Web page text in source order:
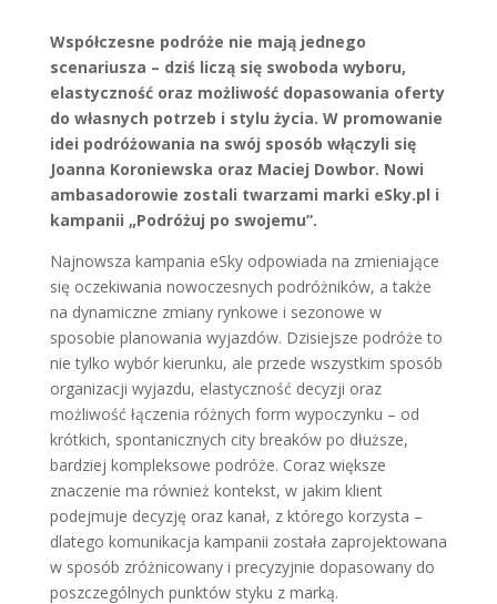
Współczesne podróże nie mają jednego
scenariusza – dziś liczą się swoboda wyboru,
elastyczność oraz możliwość dopasowania oferty
do własnych potrzeb i stylu życia. W promowanie
idei podróżowania na swój sposób włączyli się
Joanna Koroniewska oraz Maciej Dowbor. Nowi
ambasadorowie zostali twarzami marki eSky.pl i
kampanii „Podróżuj po swojemu”.
Najnowsza kampania eSky odpowiada na zmieniające
się oczekiwania nowoczesnych podróżników, a także
na dynamiczne zmiany rynkowe i sezonowe w
sposobie planowania wyjazdów. Dzisiejsze podróże to
nie tylko wybór kierunku, ale przede wszystkim sposób
organizacji wyjazdu, elastyczność decyzji oraz
możliwość łączenia różnych form wypoczynku – od
krótkich, spontanicznych city breaków po dłuższe,
bardziej kompleksowe podróże. Coraz większe
znaczenie ma również kontekst, w jakim klient
podejmuje decyzję oraz kanał, z którego korzysta –
dlatego komunikacja kampanii została zaprojektowana
w sposób zróżnicowany i precyzyjnie dopasowany do
poszczególnych punktów styku z marką.